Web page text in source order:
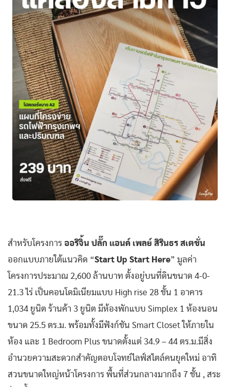
สำหรับโครงการ ออริจิ้น ปลั๊ก แอนด์ เพลย์ สิรินธร สเตชั่น
ออกแบบภายใต้แนวคิด “Start Up Start Here” มูลค่า
โครงการประมาณ 2,600 ล้านบาท ตั้งอยู่บนที่ดินขนาด 4-0-
21.3 ไร่ เป็นคอนโดมิเนียมแบบ High rise 28 ชั้น 1 อาคาร
1,034 ยูนิต ร้านค้า 3 ยูนิต มีห้องพักแบบ Simplex 1 ห้องนอน
ขนาด 25.5 ตร.ม. พร้อมทั้งมีฟังก์ชัน Smart Closet ให้ภายใน
ห้อง และ 1 Bedroom Plus ขนาดตั้งแต่ 34.9 – 44 ตร.ม.มีสิ่ง
อำนวยความสะดวกสำคัญตอบโจทย์ไลฟ์สไตล์คนยุคใหม่ อาทิ
สวนขนาดใหญ่หน้าโครงการ พื้นที่ส่วนกลางมากถึง 7 ชั้น , สระ